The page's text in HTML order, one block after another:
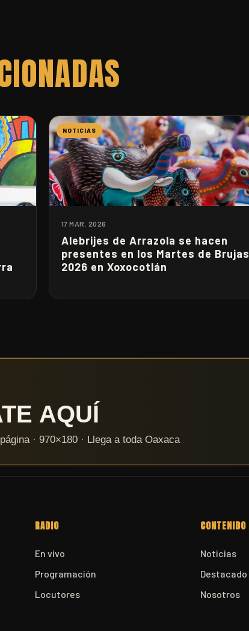
NOTICIAS
17 MAR. 2026
Alebrijes de Arrazola se hacen
presentes en los Martes de Brujas
2026 en Xoxocotlán
RADIO
En vivo
Programación
Locutores
CONTENIDO
Noticias
Destacado
Nosotros